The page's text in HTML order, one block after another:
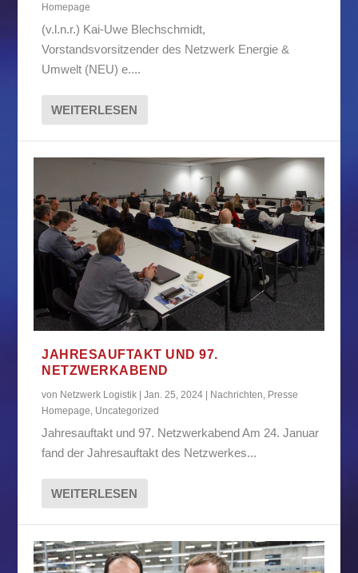
Homepage
(v.l.n.r.) Kai-Uwe Blechschmidt,
Vorstandsvorsitzender des Netzwerk Energie &
Umwelt (NEU) e....
WEITERLESEN
JAHRESAUFTAKT UND 97.
NETZWERKABEND
von Netzwerk Logistik |Jan. 25, 2024 Nachrichten, Presse
Homepage, Uncategorized
Jahresauftakt und 97. Netzwerkabend Am 24. Januar
fand der Jahresauftakt des Netzwerkes...
WEITERLESEN